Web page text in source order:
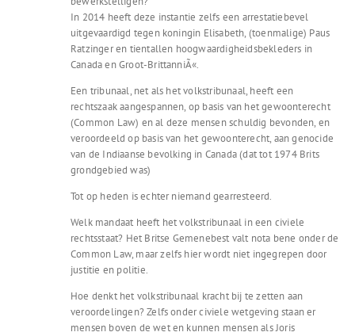
In 2014 heeft deze instantie zelfs een arrestatiebevel
uitgevaardigd tegen koningin Elisabeth, (toenmalige) Paus
Ratzinger en tientallen hoogwaardigheidsbekleders in
Canada en Groot-BrittanniÃ«.
Een tribunaal, net als het volkstribunaal, heeft een
rechtszaak aangespannen, op basis van het gewoonterecht
(Common Law) en al deze mensen schuldig bevonden, en
veroordeeld op basis van het gewoonterecht, aan genocide
van de Indiaanse bevolking in Canada (dat tot 1974 Brits
grondgebied was)
Tot op heden is echter niemand gearresteerd.
Welk mandaat heeft het volkstribunaal in een civiele
rechtsstaat? Het Britse Gemenebest valt nota bene onder de
Common Law, maar zelfs hier wordt niet ingegrepen door
justitie en politie.
Hoe denkt het volkstribunaal kracht bij te zetten aan
veroordelingen? Zelfs onder civiele wetgeving staan er
mensen boven de wet en kunnen mensen als Joris